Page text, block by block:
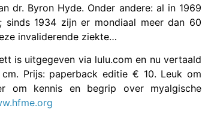
dr. Byron Hyde. Onder andere: al in 1969
sinds 1934 zijn er mondiaal meer dan 60
invaliderende ziekte…
is uitgegeven via lulu.com en nu vertaald
Prijs: paperback editie € 10. Leuk om
om kennis en begrip over myalgische